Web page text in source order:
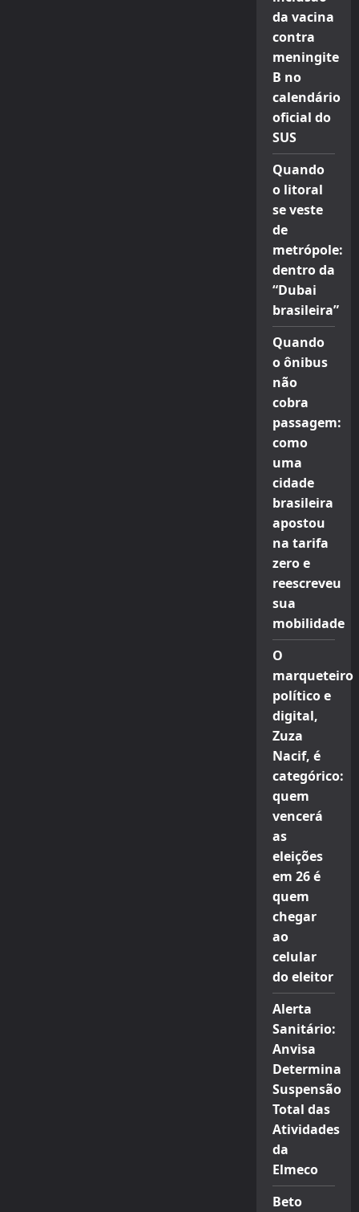
da vacina
contra
meningite
B no
calendário
oficial do
SUS
Quando
o litoral
se veste
de
metrópole:
dentro da
“Dubai
brasileira”
Quando
o ônibus
não
cobra
passagem:
como
uma
cidade
brasileira
apostou
na tarifa
zero e
reescreveu
sua
mobilidade
O
marqueteiro
político e
digital,
Zuza
Nacif, é
categórico:
quem
vencerá
as
eleições
em 26 é
quem
chegar
ao
celular
do eleitor
Alerta
Sanitário:
Anvisa
Determina
Suspensão
Total das
Atividades
da
Elmeco
Beto